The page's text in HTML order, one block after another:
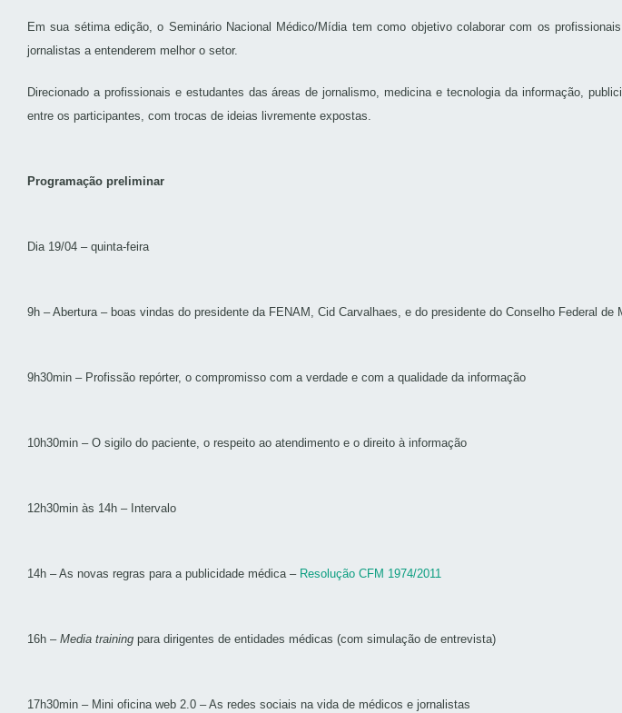
Em sua sétima edição, o Seminário Nacional Médico/Mídia tem como objetivo colaborar com os
jornalistas a entenderem melhor o setor.
Direcionado a profissionais e estudantes das áreas de jornalismo, medicina e tecnologia da informação,
entre os participantes, com trocas de ideias livremente expostas.
Programação preliminar
Dia 19/04 – quinta-feira
9h – Abertura – boas vindas do presidente da FENAM, Cid Carvalhaes, e do presidente do Conselho Federal de
9h30min – Profissão repórter, o compromisso com a verdade e com a qualidade da informação
10h30min – O sigilo do paciente, o respeito ao atendimento e o direito à informação
12h30min às 14h – Intervalo
14h – As novas regras para a publicidade médica – Resolução CFM 1974/2011
16h – Media training para dirigentes de entidades médicas (com simulação de entrevista)
17h30min – Mini oficina web 2.0 – As redes sociais na vida de médicos e jornalistas